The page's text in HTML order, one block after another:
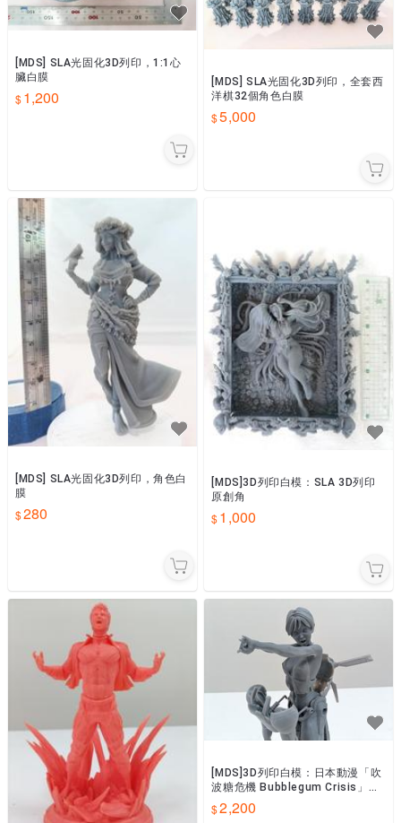
[MDS] SLA光固化3D列印，1:1心
臟白膜
1,200
[MDS] SLA光固化3D列印，全套西
洋棋32個角色白膜
5,000
[MDS] SLA光固化3D列印，角色白
膜
280
[MDS]3D列印白模：SLA 3D列印
原創角
1,000
[MDS]3D列印白模：日本動漫「吹
波糖危機 Bubblegum Crisis」角
色Nene
2,200